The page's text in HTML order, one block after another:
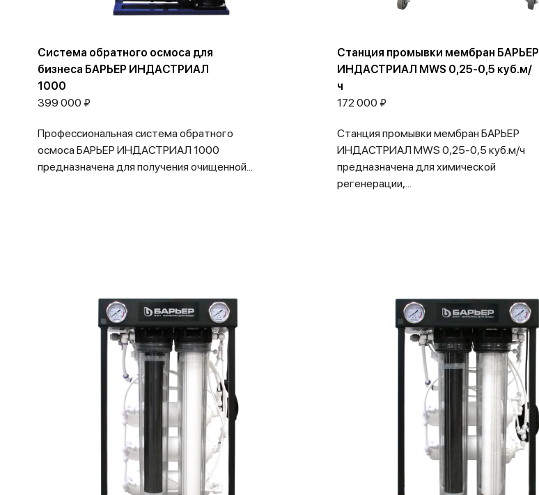
Система обратного осмоса для
бизнеса БАРЬЕР ИНДАСТРИАЛ
1000
399 000 ₽
Профессиональная система обратного
осмоса БАРЬЕР ИНДАСТРИАЛ 1000
предназначена для получения очищенной...
Станция промывки мембран БАРЬЕР
ИНДАСТРИАЛ MWS 0,25-0,5 куб.м/
ч
172 000 ₽
Станция промывки мембран БАРЬЕР
ИНДАСТРИАЛ MWS 0,25-0,5 куб.м/ч
предназначена для химической
регенерации,...